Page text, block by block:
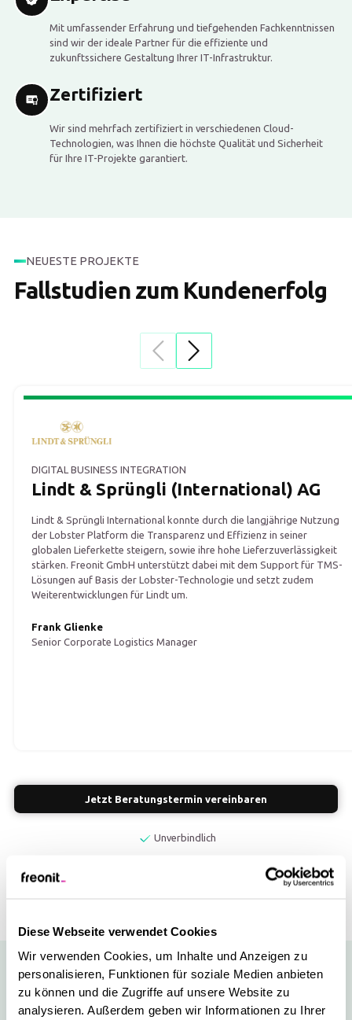
Diese Webseite verwendet Cookies
Wir verwenden Cookies, um Inhalte und Anzeigen zu
personalisieren, Funktionen für soziale Medien anbieten
zu können und die Zugriffe auf unsere Website zu
analysieren. Außerdem geben wir Informationen zu Ihrer
Mit umfassender Erfahrung und tiefgehenden Fachkenntnissen
sind wir der ideale Partner für die effiziente und
zukunftssichere Gestaltung Ihrer IT-Infrastruktur.
Zertifiziert
Wir sind mehrfach zertifiziert in verschiedenen Cloud-
Technologien, was Ihnen die höchste Qualität und Sicherheit
für Ihre IT-Projekte garantiert.
NEUESTE PROJEKTE
Fallstudien zum Kundenerfolg
DIGITAL BUSINESS INTEGRATION
Lindt & Sprüngli (International) AG
Lindt & Sprüngli International konnte durch die langjährige Nutzung
der Lobster Platform die Transparenz und Effizienz in seiner
globalen Lieferkette steigern, sowie ihre hohe Lieferzuverlässigkeit
stärken. Freonit GmbH unterstützt dabei mit dem Support für TMS-
Lösungen auf Basis der Lobster-Technologie und setzt zudem
Weiterentwicklungen für Lindt um.
Frank Glienke
Senior Corporate Logistics Manager
Jetzt Beratungstermin vereinbaren
Unverbindlich